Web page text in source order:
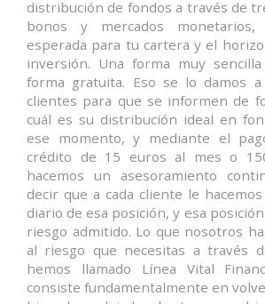
distribución de fondos a través de
bonos y mercados monetarios,
esperada para tu cartera y el
inversión. Una forma muy
forma gratuita. Eso se lo damos
clientes para que se informen de
cuál es su distribución ideal en
ese momento, y mediante el
crédito de 15 euros al mes o
hacemos un asesoramiento
decir que a cada cliente le
diario de esa posición, y esa
riesgo admitido. Lo que nosotros
al riesgo que necesitas a través
hemos llamado Línea Vital
consiste fundamentalmente en